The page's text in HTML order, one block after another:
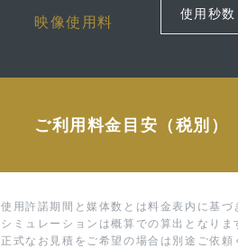
映像使用料
ご利用料金目安（税別）
使用許諾期間と媒体数とは料金表内に基づ
シミュレーションは概算での算出となりま
正式なお見積をご希望の場合は別途ご依頼